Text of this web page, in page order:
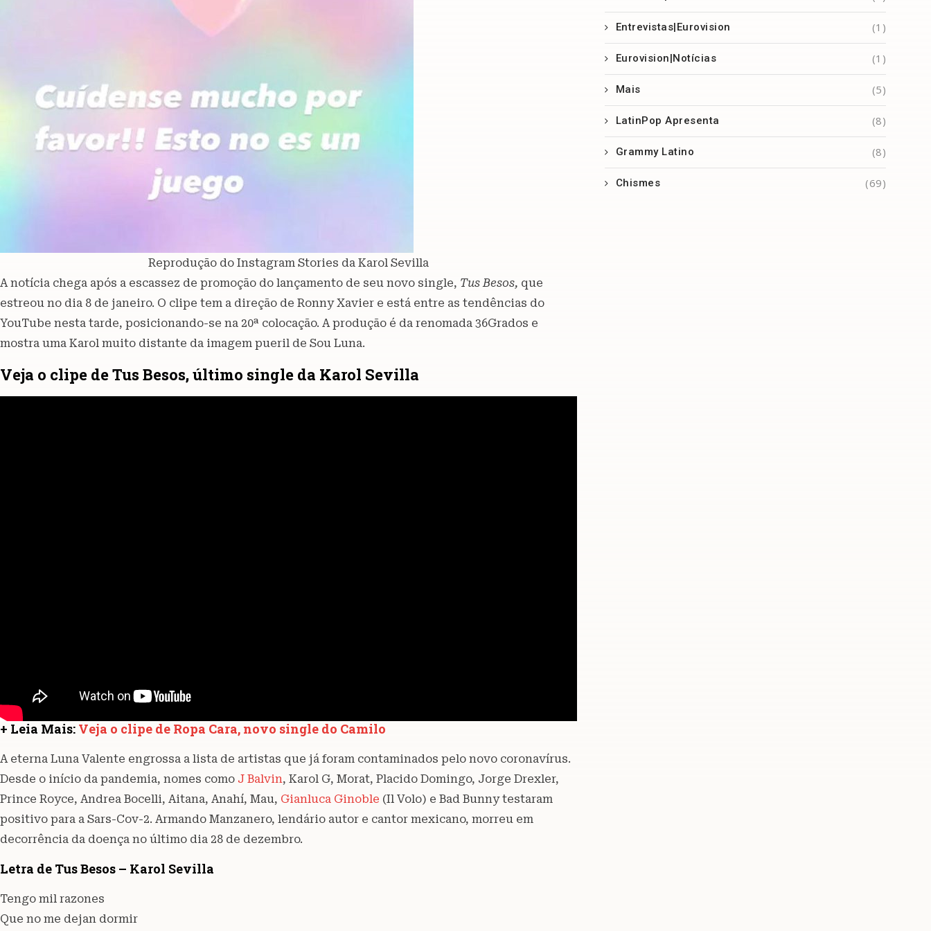
Reprodução do Instagram Stories da Karol Sevilla
A notícia chega após a escassez de promoção do lançamento de seu novo single, Tus Besos, que
estreou no dia 8 de janeiro. O clipe tem a direção de Ronny Xavier e está entre as tendências do
YouTube nesta tarde, posicionando-se na 20ª colocação. A produção é da renomada 36Grados e
mostra uma Karol muito distante da imagem pueril de Sou Luna.
Veja o clipe de Tus Besos, último single da Karol Sevilla
+ Leia Mais: Veja o clipe de Ropa Cara, novo single do Camilo
A eterna Luna Valente engrossa a lista de artistas que já foram contaminados pelo novo coronavírus.
Desde o início da pandemia, nomes como J Balvin, Karol G, Morat, Placido Domingo, Jorge Drexler,
Prince Royce, Andrea Bocelli, Aitana, Anahí, Mau, Gianluca Ginoble (Il Volo) e Bad Bunny testaram
positivo para a Sars-Cov-2. Armando Manzanero, lendário autor e cantor mexicano, morreu em
decorrência da doença no último dia 28 de dezembro.
Letra de Tus Besos – Karol Sevilla
Tengo mil razones
Que no me dejan dormir
Entrevistas|Eurovision (1)
Eurovision|Notícias (1)
Mais (5)
LatinPop Apresenta (8)
Grammy Latino (8)
Chismes (69)